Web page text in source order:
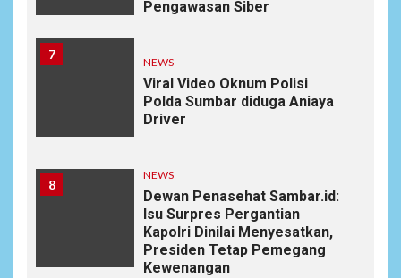
Pengawasan Siber
7
NEWS
Viral Video Oknum Polisi
Polda Sumbar diduga Aniaya
Driver
8
NEWS
Dewan Penasehat Sambar.id:
Isu Surpres Pergantian
Kapolri Dinilai Menyesatkan,
Presiden Tetap Pemegang
Kewenangan